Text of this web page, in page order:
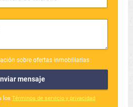
sobre ofertas inmobiliarias
mensaje
los Términos de servicio y privacidad